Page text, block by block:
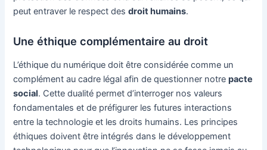
peut entraver le respect desdroit humains.
Une éthique complémentaire au droit
L’éthique du numérique doit être considérée comme un
complément au cadre légal afin de questionner notrepacte
social. Cette dualité permet d’interroger nos valeurs
fondamentales et de préfigurer les futures interactions
entre la technologie et les droits humains. Les principes
éthiques doivent être intégrés dans le développement